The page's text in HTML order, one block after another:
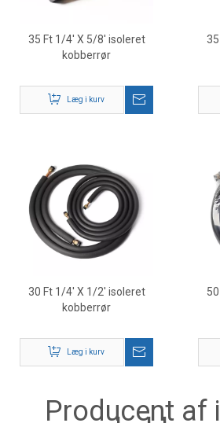
35 Ft 1/4' X 5/8' isoleret
kobberrør
Læg i kurv
30 Ft 1/4' X 1/2' isoleret
kobberrør
Læg i kurv
Producent af